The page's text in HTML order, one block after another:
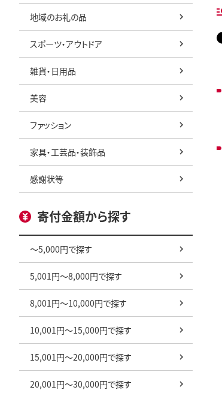
地域のお礼の品
スポーツ・アウトドア
雑貨・日用品
美容
ファッション
家具・工芸品・装飾品
感謝状等
寄付金額から探す
～5,000円で探す
5,001円～8,000円で探す
8,001円～10,000円で探す
10,001円～15,000円で探す
15,001円～20,000円で探す
20,001円～30,000円で探す